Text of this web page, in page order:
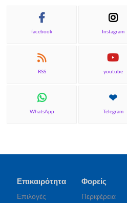
facebook Instagram
RSS youtube
WhatsApp Telegram
Επικαιρότητα
Επιλογές
Φορείς
Περιφέρεια